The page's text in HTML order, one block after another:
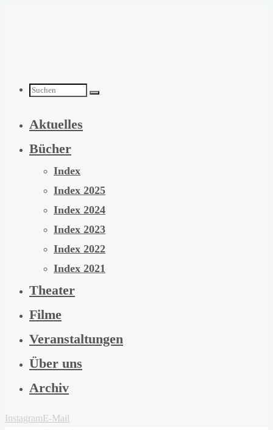
Suchen
nach:
Aktuelles
Bücher
Index
Index 2025
Index 2024
Index 2023
Index 2022
Index 2021
Theater
Filme
Veranstaltungen
Über uns
Archiv
InstagramE-Mail